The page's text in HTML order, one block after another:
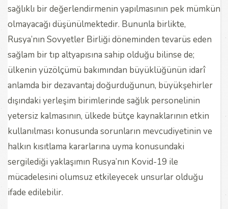
sağlıklı bir değerlendirmenin yapılmasının pek mümkün
olmayacağı düşünülmektedir. Bununla birlikte,
Rusya’nın Sovyetler Birliği döneminden tevarüs eden
sağlam bir tıp altyapısına sahip olduğu bilinse de;
ülkenin yüzölçümü bakımından büyüklüğünün idarî
anlamda bir dezavantaj doğurduğunun, büyükşehirler
dışındaki yerleşim birimlerinde sağlık personelinin
yetersiz kalmasının, ülkede bütçe kaynaklarının etkin
kullanılması konusunda sorunların mevcudiyetinin ve
halkın kısıtlama kararlarına uyma konusundaki
sergilediği yaklaşımın Rusya’nın Kovid-19 ile
mücadelesini olumsuz etkileyecek unsurlar olduğu
ifade edilebilir.